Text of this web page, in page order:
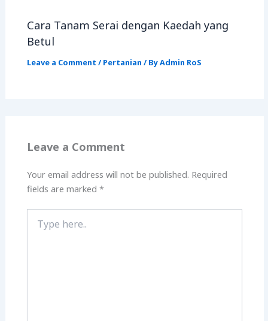
Cara Tanam Serai dengan Kaedah yang
Betul
Leave a Comment / Pertanian / ByAdmin RoS
Leave a Comment
Your email address will not be published. Required
fields are marked*
here..